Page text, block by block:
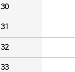
30
31
32
33